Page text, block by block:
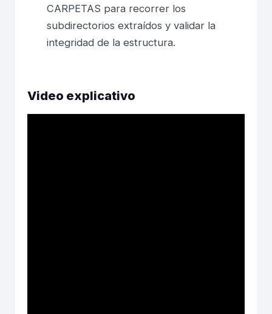
CARPETAS para recorrer los
subdirectorios extraídos y validar la
integridad de la estructura.
Video explicativo